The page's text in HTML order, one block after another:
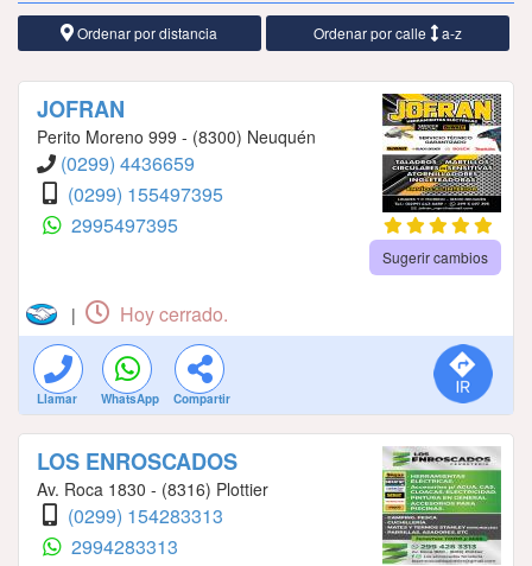
Ordenar por distancia Ordenar por calle a-z
JOFRAN
Perito Moreno 999 - (8300) Neuquén
(0299) 4436659
(0299) 155497395
2995497395
Sugerir cambios
| Hoy cerrado.
Llamar WhatsApp Compartir
LOS ENROSCADOS
Av. Roca 1830 - (8316) Plottier
(0299) 154283313
2994283313